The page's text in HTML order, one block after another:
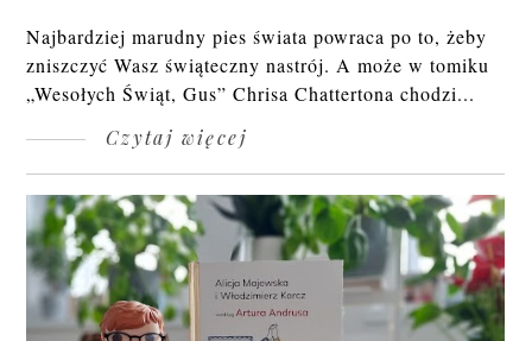
Najbardziej marudny pies świata powraca po to, żeby
zniszczyć Wasz świąteczny nastrój. A może w tomiku
„Wesołych Świąt, Gus” Chrisa Chattertona chodzi...
Czytaj więcej